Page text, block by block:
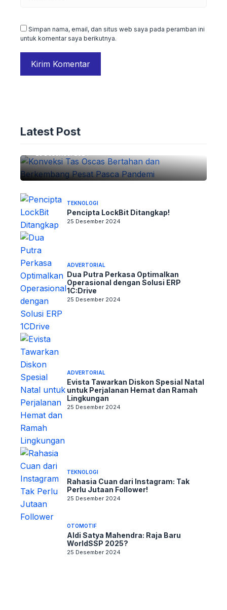
Simpan nama, email, dan situs web saya pada peramban ini
untuk komentar saya berikutnya.
Latest Post
Konveksi Tas Oscas: Bertahan dan
Berkembang Pesat Pasca Pandemi
25 Desember 2024
TEKNOLOGI
Pencipta LockBit Ditangkap!
25 Desember 2024
ADVERTORIAL
Dua Putra Perkasa Optimalkan
Operasional dengan Solusi ERP
1C:Drive
25 Desember 2024
ADVERTORIAL
Evista Tawarkan Diskon Spesial Natal
untuk Perjalanan Hemat dan Ramah
Lingkungan
25 Desember 2024
TEKNOLOGI
Rahasia Cuan dari Instagram: Tak
Perlu Jutaan Follower!
25 Desember 2024
OTOMOTIF
Aldi Satya Mahendra: Raja Baru
WorldSSP 2025?
25 Desember 2024